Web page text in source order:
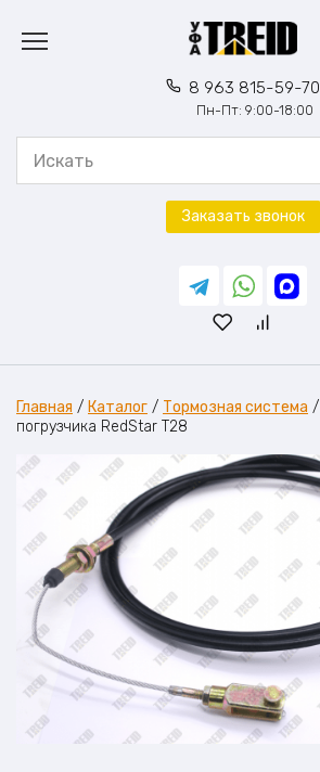
содержанию
8 963 815-59-70
Пн-Пт: 9:00-18:00
Заказать звонок
Главная / Каталог / Тормозная система /
погрузчика RedStar Т28